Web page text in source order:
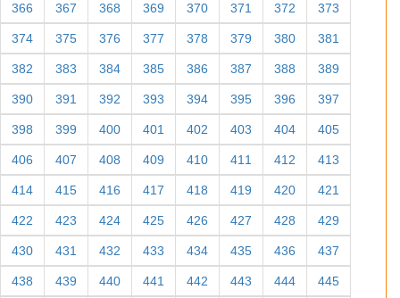
366 367 368 369 370 371 372 373
374 375 376 377 378 379 380 381
382 383 384 385 386 387 388 389
390 391 392 393 394 395 396 397
398 399 400 401 402 403 404 405
406 407 408 409 410 411 412 413
414 415 416 417 418 419 420 421
422 423 424 425 426 427 428 429
430 431 432 433 434 435 436 437
438 439 440 441 442 443 444 445